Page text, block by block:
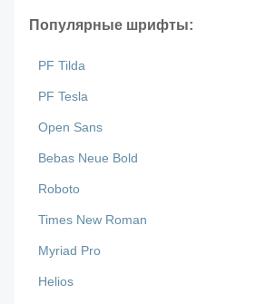
Популярные шрифты:
PF Tilda
PF Tesla
Open Sans
Bebas Neue Bold
Roboto
Times New Roman
Myriad Pro
Helios